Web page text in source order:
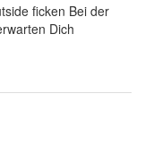
ficken Bei der
Dich